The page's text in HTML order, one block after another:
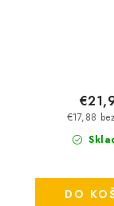
€17,88
DO